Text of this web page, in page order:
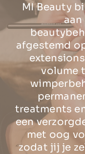
MI Beauty
afgestemd
volume
treatments
een
met oog
zodat jij je